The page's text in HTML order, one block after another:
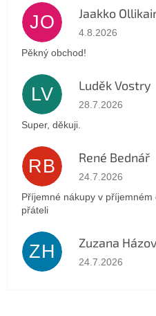
JO Jaakko
Hodnocení
4.8.2026
Pěkný obchod!
LV Luděk Vostry
Hodnocení
28.7.2026
Super, děkuji.
RB René Bednář
Hodnocení
24.7.2026
Příjemné nákupy v
přáteli
ZH Zuzana
Hodnocení
24.7.2026